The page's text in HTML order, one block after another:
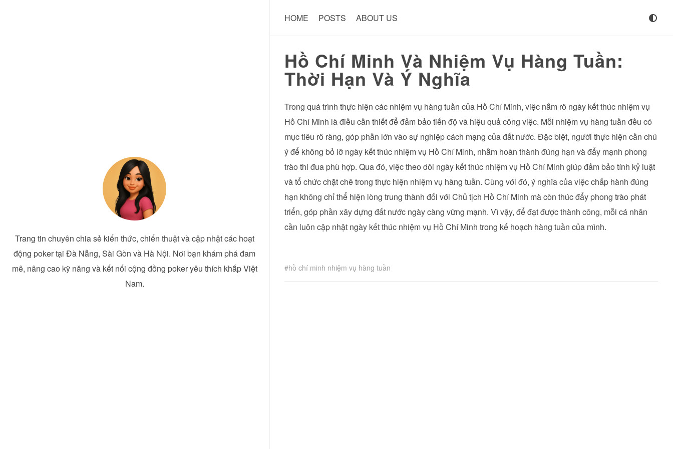
Trang tin chuyên chia sẻ kiến thức, chiến thuật và cập nhật các hoạt
động poker tại Đà Nẵng, Sài Gòn và Hà Nội. Nơi bạn khám phá đam
mê, nâng cao kỹ năng và kết nối cộng đồng poker yêu thích khắp Việt
Nam.
HOME POSTS ABOUT US
Hồ Chí Minh Và Nhiệm Vụ Hàng Tuần:
Thời Hạn Và Ý Nghĩa
Trong quá trình thực hiện các nhiệm vụ hàng tuần của Hồ Chí Minh, việc nắm rõ ngày kết thúc nhiệm vụ
Hồ Chí Minh là điều cần thiết để đảm bảo tiến độ và hiệu quả công việc. Mỗi nhiệm vụ hàng tuần đều có
mục tiêu rõ ràng, góp phần lớn vào sự nghiệp cách mạng của đất nước. Đặc biệt, người thực hiện cần chú
ý để không bỏ lỡ ngày kết thúc nhiệm vụ Hồ Chí Minh, nhằm hoàn thành đúng hạn và đẩy mạnh phong
trào thi đua phù hợp. Qua đó, việc theo dõi ngày kết thúc nhiệm vụ Hồ Chí Minh giúp đảm bảo tính kỷ luật
và tổ chức chặt chẽ trong thực hiện nhiệm vụ hàng tuần. Cùng với đó, ý nghĩa của việc chấp hành đúng
hạn không chỉ thể hiện lòng trung thành đối với Chủ tịch Hồ Chí Minh mà còn thúc đẩy phong trào phát
triển, góp phần xây dựng đất nước ngày càng vững mạnh. Vì vậy, để đạt được thành công, mỗi cá nhân
cần luôn cập nhật ngày kết thúc nhiệm vụ Hồ Chí Minh trong kế hoạch hàng tuần của mình.
hồ chí minh nhiệm vụ hàng tuần